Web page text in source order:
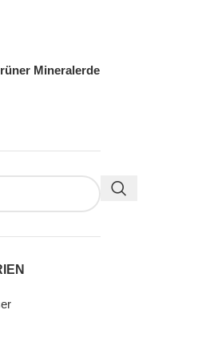
Mineralerde